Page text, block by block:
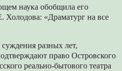
наука обобщила его
Холодова: «Драматург на все
разных лет,
право Островского
реально-бытового театра